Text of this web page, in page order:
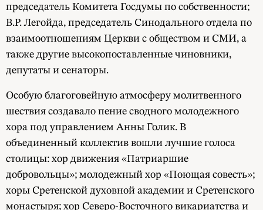
председатель Комитета Госдумы по собственности;
В.Р. Легойда, председатель Синодального отдела по
взаимоотношениям Церкви с обществом и СМИ, а
также другие высокопоставленные чиновники,
депутаты и сенаторы.
Особую благоговейную атмосферу молитвенного
шествия создавало пение сводного молодежного
хора под управлением Анны Голик. В
объединенный коллектив вошли лучшие голоса
столицы: хор движения «Патриаршие
добровольцы»; молодежный хор «Поющая совесть»;
хоры Сретенской духовной академии и Сретенского
монастыря; хор Северо-Восточного викариатства и